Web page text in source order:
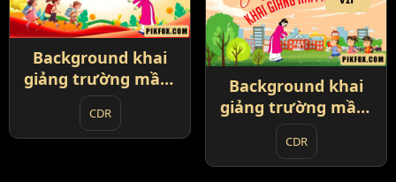
Background khai
giảng trường mầm
non 2025 (5)
CDR
Background khai
giảng trường mầm
non 2025 (6)
CDR